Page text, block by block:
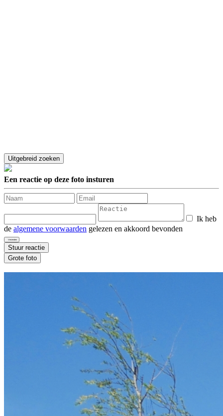
Een reactie op deze foto insturen
Ik heb
de algemene voorwaarden gelezen en akkoord bevonden